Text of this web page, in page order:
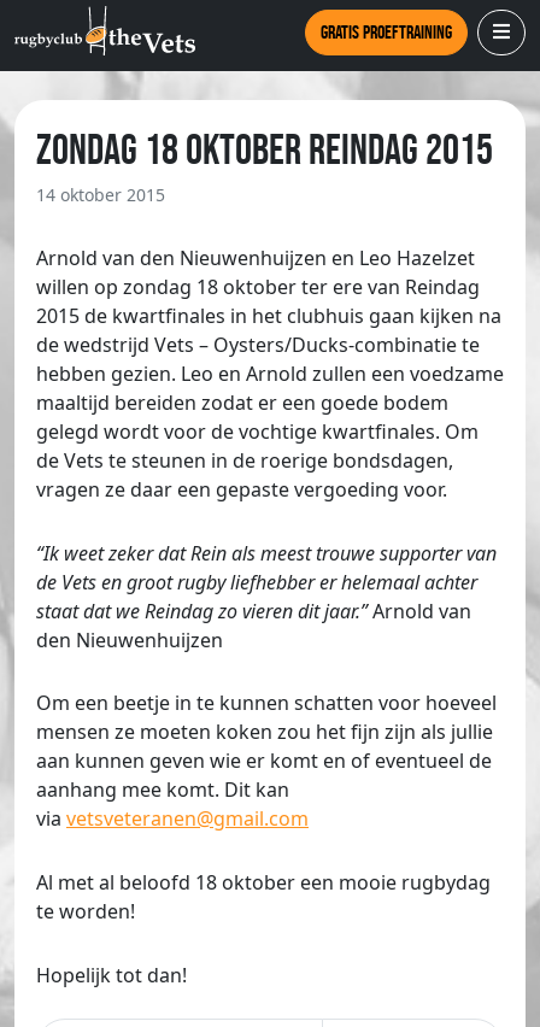
Gratis proeftraining
Zondag 18 oktober Reindag 2015
14 oktober 2015
Arnold van den Nieuwenhuijzen en Leo Hazelzet
willen op zondag 18 oktober ter ere van Reindag
2015 de kwartfinales in het clubhuis gaan kijken na
de wedstrijd Vets – Oysters/Ducks-combinatie te
hebben gezien. Leo en Arnold zullen een voedzame
maaltijd bereiden zodat er een goede bodem
gelegd wordt voor de vochtige kwartfinales. Om
de Vets te steunen in de roerige bondsdagen,
vragen ze daar een gepaste vergoeding voor.
“Ik weet zeker dat Rein als meest trouwe supporter van
de Vets en groot rugby liefhebber er helemaal achter
staat dat we Reindag zo vieren dit jaar.”Arnold van
den Nieuwenhuijzen
Om een beetje in te kunnen schatten voor hoeveel
mensen ze moeten koken zou het fijn zijn als jullie
aan kunnen geven wie er komt en of eventueel de
aanhang mee komt. Dit kan
via vetsveteranen@gmail.com
Al met al beloofd 18 oktober een mooie rugbydag
te worden!
Hopelijk tot dan!